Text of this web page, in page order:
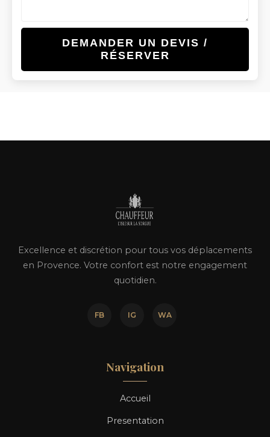
DEMANDER UN DEVIS /
RÉSERVER
Excellence et discrétion pour tous vos déplacements
en Provence. Votre confort est notre engagement
quotidien.
FB IG WA
Navigation
Accueil
Presentation